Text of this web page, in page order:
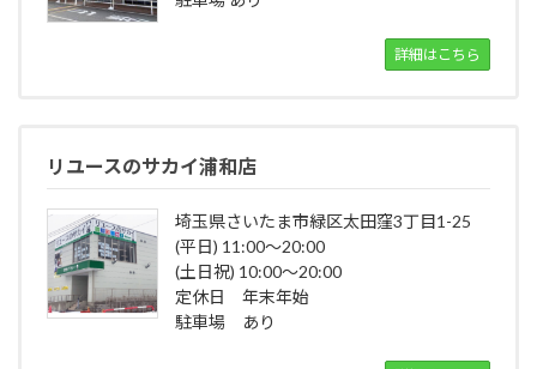
詳細はこちら
リユースのサカイ浦和店
埼玉県さいたま市緑区太田窪3丁目1-25
(平日) 11:00～20:00
(土日祝) 10:00～20:00
定休日 年末年始
駐車場 あり